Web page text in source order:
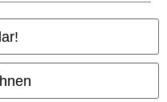
zzgl.Versandkosten